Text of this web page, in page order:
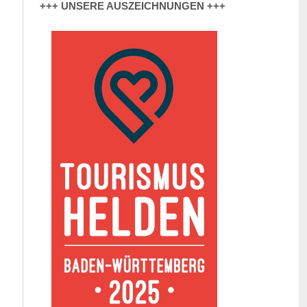
+++ UNSERE AUSZEICHNUNGEN +++